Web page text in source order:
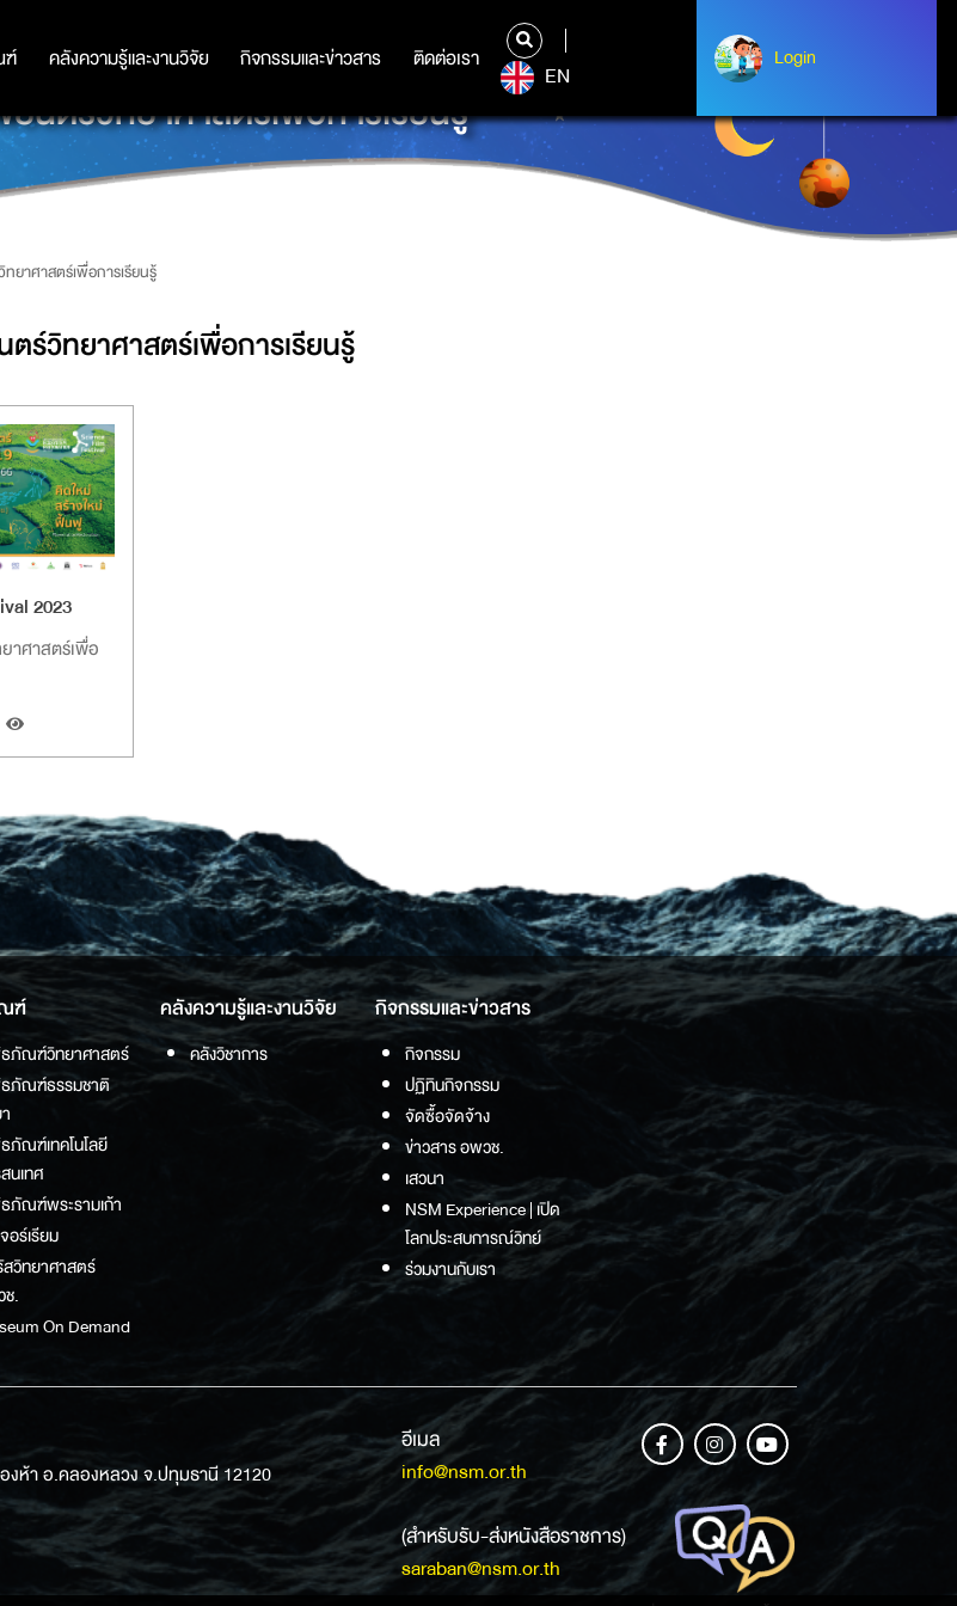
คลังความรู้และงานวิจัย กิจกรรมและข่าวสาร ติดต่อเรา
คลังความรู้และงานวิจัย กิจกรรมและข่าวสาร ติดต่อเรา
EN
Login
Albert Einstein
นตร์วิทยาศาสตร์เพื่อการเรียนรู้
ยาศาสตร์เพื่อการเรียนรู้
ร์วิทยาศาสตร์เพื่อการเรียนรู้
2023
าศาสตร์เพื่อ
ฑ์
ภัณฑ์วิทยาศาสตร์
ภัณฑ์ธรรมชาติ
ณฑ์เทคโนโลยี
นเทศ
ณฑ์พระรามเก้า
อร์เรียม
วิทยาศาสตร์
.
On Demand
คลังความรู้และงานวิจัย
คลังวิชาการ
กิจกรรมและข่าวสาร
กิจกรรม
ปฏิทินกิจกรรม
จัดซื้อจัดจ้าง
ข่าวสาร อพวช.
เสวนา
NSM Experience | เปิด
โลกประสบการณ์วิทย์
ร่วมงานกับเรา
งห้า อ.คลองหลวง จ.ปทุมธานี 12120
อีเมล
info@nsm.or.th
(สำหรับรับ-ส่งหนังสือราชการ)
saraban@nsm.or.th